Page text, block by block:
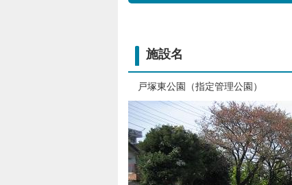
施設名
戸塚東公園（指定管理公園）